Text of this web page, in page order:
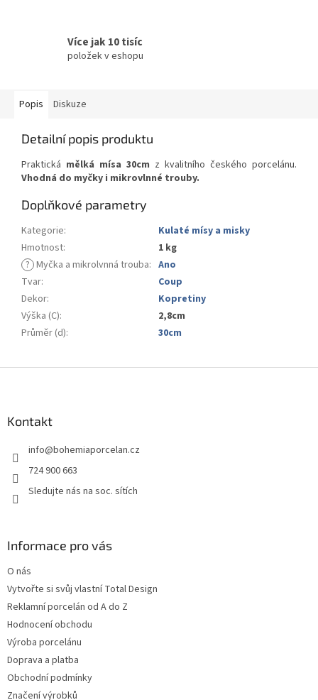
Více jak 10 tisíc
položek v eshopu
Popis Diskuze
Detailní popis produktu
Praktická mělká mísa 30cm z kvalitního českého porcelánu.
Vhodná do myčky i mikrovlnné trouby.
Doplňkové parametry
Kategorie:
Kulaté mísy a misky
Hmotnost:
1 kg
? Myčka a mikrolvnná trouba: Ano
Tvar:
Coup
Dekor:
Kopretiny
Výška (C):
2,8cm
Průměr (d): 30cm
Kontakt
info@bohemiaporcelan.cz
724 900 663
Sledujte nás na soc. sítích
Informace pro vás
O nás
Vytvořte si svůj vlastní Total Design
Reklamní porcelán od A do Z
Hodnocení obchodu
Výroba porcelánu
Doprava a platba
Obchodní podmínky
Značení výrobků